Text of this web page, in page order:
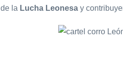
la Lucha Leonesa y